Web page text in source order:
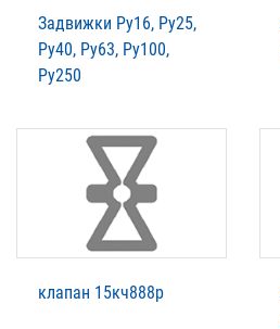
Задвижки Ру16, Ру25,
Ру40, Ру63, Ру100,
Ру250
клапан 15кч888р